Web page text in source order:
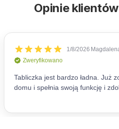
Opinie klientów